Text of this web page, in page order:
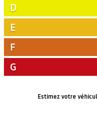
D
E
F
G
Estimez votre